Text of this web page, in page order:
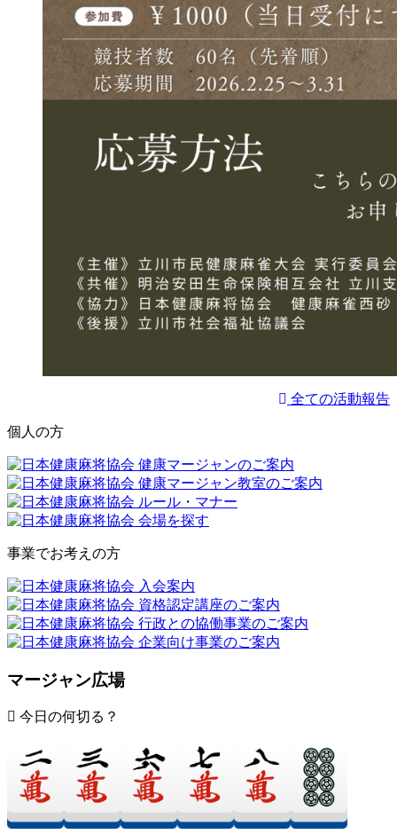
全ての活動報告
個人の方
事業でお考えの方
マージャン広場
今日の何切る？